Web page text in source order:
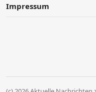
Impressum